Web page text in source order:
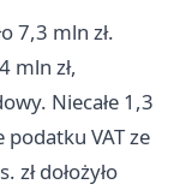
7,3 mln zł.
mln zł,
Niecałe 1,3
VAT ze
dołożyło